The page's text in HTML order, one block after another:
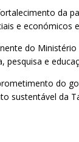
da
e económicos
do
e
do
sustentável da